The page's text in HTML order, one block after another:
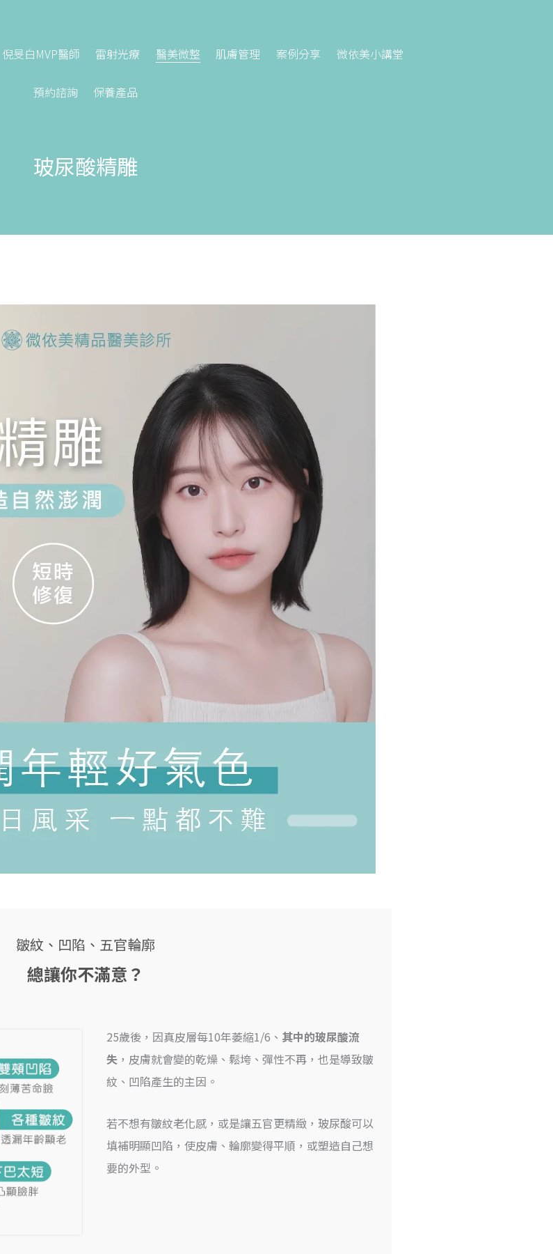
倪旻白MVP醫師 雷射光療 醫美微整 肌膚管理 案例分享 微依美小講堂
預約諮詢 保養產品
玻尿酸精雕
皺紋、凹陷、五官輪廓
總讓你不滿意？
25歲後，因真皮層每10年萎縮1/6、 其中的玻尿酸流
失 ，皮膚就會變的乾燥、鬆垮、彈性不再，也是導致皺
紋、凹陷產生的主因 。
若不想有皺紋老化感，或是讓五官更精緻， 玻尿酸可以
填補明顯凹陷 ，使皮膚、輪廓變得平順，或塑造自己想
要的外型。